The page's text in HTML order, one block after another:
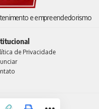
e empreendedorismo
de Privacidade